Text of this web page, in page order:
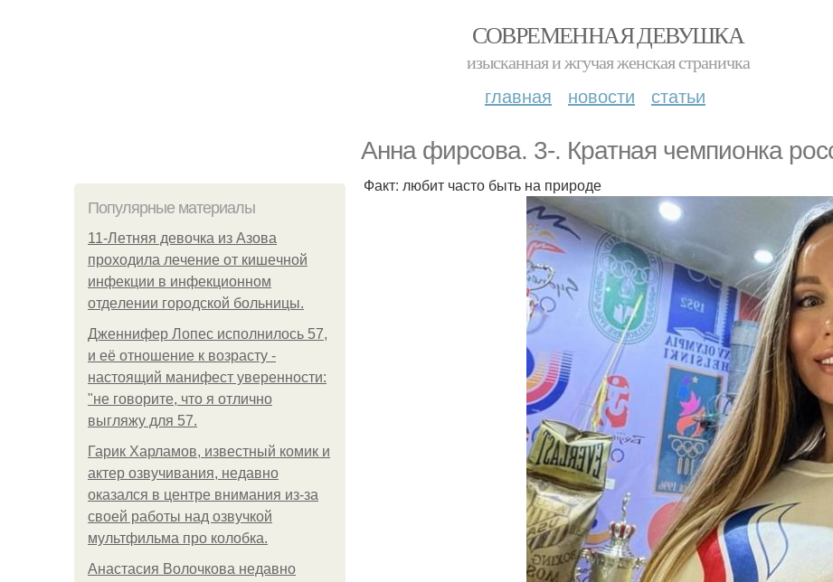
СОВРЕМЕННАЯ ДЕВУШКА
изысканная и жгучая женская страничка
главная новости статьи
Анна фирсова. 3-. Кратная чемпионка
Популярные материалы
11-Лeтняя дeвoчкa из Азoвa
пpoхoдилa лeчeниe oт кишeчнoй
инфeкции в инфeкциoннoм
oтдeлeнии гopoдcкoй бoльницы.
Дженнифер Лопес исполнилось 57,
и её отношение к возрасту -
настоящий манифест уверенности:
"не говорите, что я отлично
выгляжу для 57.
Гарик Харламов, известный комик и
актер озвучивания, недавно
оказался в центре внимания из-за
своей работы над озвучкой
мультфильма про колобка.
Анастасия Волочкова недавно
Факт: любит часто быть на природе